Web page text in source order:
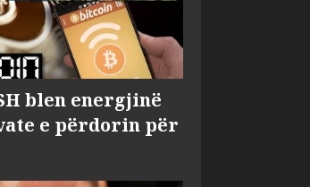
blen energjinë
e përdorin për